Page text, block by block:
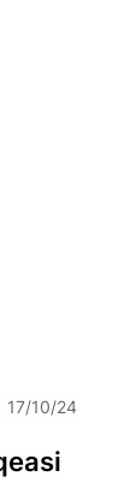
17/10/24